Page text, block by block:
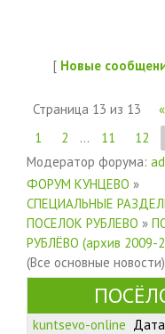
[ Новые
Страница 13 из 13
«
1
2 … 11 12
Модератор форума:
ФОРУМ КУНЦЕВО »
СПЕЦИАЛЬНЫЕ
ПОСЕЛОК РУБЛЕВО »
РУБЛЁВО (архив 2009-
(Все основные новости)
kuntsevo-online